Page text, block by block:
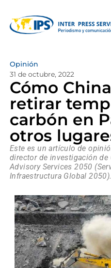
Opinión
31 de octubre, 2022
Cómo
retirar
carbón en
otros
Este es un artículo de
director de investigación
Advisory Services 2050
Infraestructura Global 2050).